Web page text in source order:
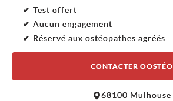
✔ Test offert
✔ Aucun engagement
✔ Réservé aux ostéopathes agréés
CONTACTER OOSTÉO
68100 Mulhouse